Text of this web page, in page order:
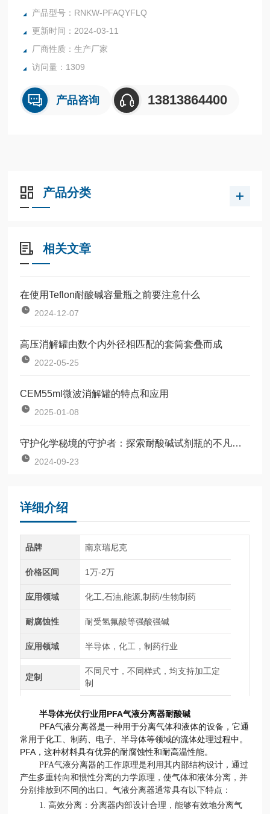
A，这种材料具有优异的耐腐蚀性和耐高温性能。
产品型号：RNKW-PFAQYFLQ
更新时间：2024-03-11
厂商性质：生产厂家
访问量：1309
产品咨询 13813864400
产品分类
相关文章
在使用Teflon耐酸碱容量瓶之前要注意什么
2024-12-07
高压消解罐由数个内外径相匹配的套筒套叠而成
2022-05-25
CEM55ml微波消解罐的特点和应用
2025-01-08
守护化学秘境的守护者：探索耐酸碱试剂瓶的不凡之旅
2024-09-23
详细介绍
品牌 南京瑞尼克
价格区间 1万-2万
应用领域 化工,石油,能源,制药/生物制药
耐腐蚀性 耐受氢氟酸等强酸强碱
应用领域 半导体，化工，制药行业
定制
不同尺寸，不同样式，均支持加工定
制
半导体光伏行业用PFA气液分离器耐酸碱
PFA气液分离器是一种用于分离气体和液体的设备，它通
常用于化工、制药、电子、半导体等领域的流体处理过程中。
PFA，这种材料具有优异的耐腐蚀性和耐高温性能。
PFA气液分离器的工作原理是利用其内部结构设计，通过
产生多重转向和惯性分离的力学原理，使气体和液体分离，并
分别排放到不同的出口。气液分离器通常具有以下特点：
1. 高效分离：分离器内部设计合理，能够有效地分离气